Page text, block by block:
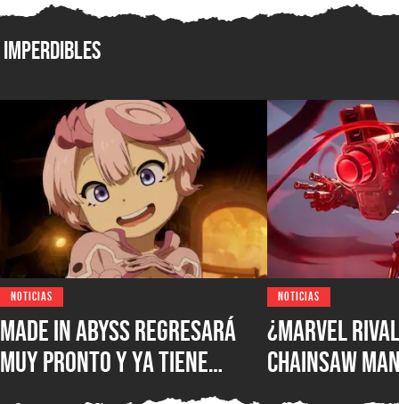
Imperdibles
NOTICIAS
Made in Abyss regresará
muy pronto y ya tiene
ventana de estreno, la
NOTICIAS
¿Marvel
Chainsaw
comparan a